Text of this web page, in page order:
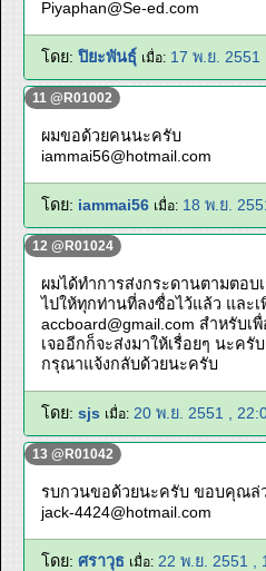
Piyaphan@Se-ed.com
โดย: ปิยะพันธุ์ เมื่อ: 17 พ.ย. 2551
11 @R01002
ผมขอด้วยคนนะครับ
iammai56@hotmail.com
โดย: iammai56 เมื่อ: 18 พ.ย.
12 @R01024
ผมได้ทำการส่งกระดานตามตอบ
ไปให้ทุกท่านที่ลงซื่อไว้แล้ว และเ
accboard@gmail.com สำหรับเ
เจออีกก็จะส่งมาให้เรื่อยๆ นะครั
กรุณาแจ้งกลับด้วยนะครับ
โดย: sjs เมื่อ: 20 พ.ย. 2551 ,
13 @R01042
รบกวนขอด้วยนะครับ ขอบคุณล่
jack-4424@hotmail.com
โดย: ศราวุธ เมื่อ: 22 พ.ย. 2551 ,